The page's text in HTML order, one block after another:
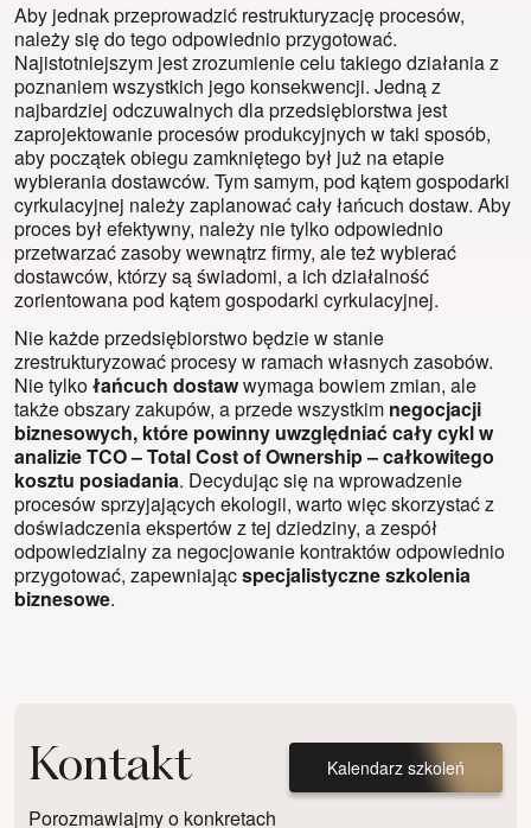
Aby jednak przeprowadzić restrukturyzację procesów,
należy się do tego odpowiednio przygotować.
Najistotniejszym jest zrozumienie celu takiego działania z
poznaniem wszystkich jego konsekwencji. Jedną z
najbardziej odczuwalnych dla przedsiębiorstwa jest
zaprojektowanie procesów produkcyjnych w taki sposób,
aby początek obiegu zamkniętego był już na etapie
wybierania dostawców. Tym samym, pod kątem gospodarki
cyrkulacyjnej należy zaplanować cały łańcuch dostaw. Aby
proces był efektywny, należy nie tylko odpowiednio
przetwarzać zasoby wewnątrz firmy, ale też wybierać
dostawców, którzy są świadomi, a ich działalność
zorientowana pod kątem gospodarki cyrkulacyjnej.
Nie każde przedsiębiorstwo będzie w stanie
zrestrukturyzować procesy w ramach własnych zasobów.
Nie tylkołańcuch dostawwymaga bowiem zmian, ale
także obszary zakupów, a przede wszystkim negocjacji
biznesowych, które powinny uwzględniać cały cykl w
analizie TCO – Total Cost of Ownership – całkowitego
kosztu posiadania. Decydując się na wprowadzenie
procesów sprzyjających ekologii, warto więc skorzystać z
doświadczenia ekspertów z tej dziedziny, a zespół
odpowiedzialny za negocjowanie kontraktów odpowiednio
przygotować, zapewniającspecjalistyczne szkolenia
biznesowe.
Kontakt
Porozmawiajmy o konkretach
Kalendarz szkoleń